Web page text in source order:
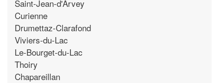
Saint-Jean-d'Arvey
Curienne
Drumettaz-Clarafond
Viviers-du-Lac
Le-Bourget-du-Lac
Thoiry
Chapareillan